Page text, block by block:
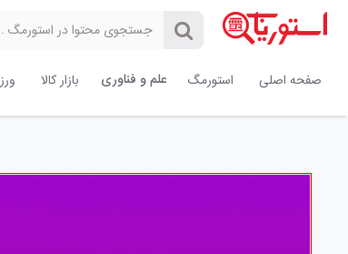
صفحه اصلی استورمگ علم و فناوری بازار کالا